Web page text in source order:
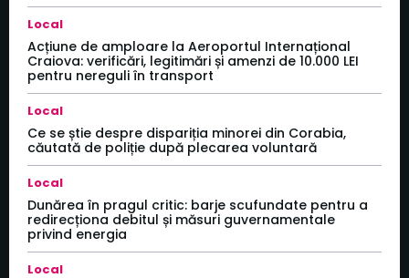
Local
Acțiune de amploare la Aeroportul Internațional
Craiova: verificări, legitimări și amenzi de 10.000 LEI
pentru nereguli în transport
Local
Ce se știe despre dispariția minorei din Corabia,
căutată de poliție după plecarea voluntară
Local
Dunărea în pragul critic: barje scufundate pentru a
redirecționa debitul și măsuri guvernamentale
privind energia
Local